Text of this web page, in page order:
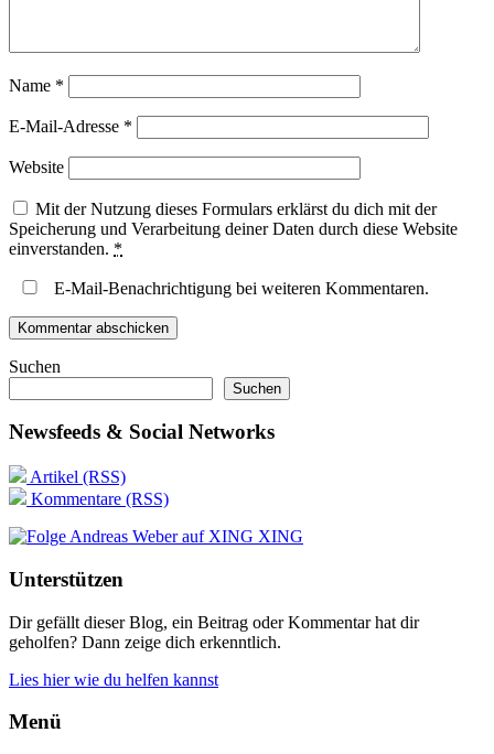
Name *
E-Mail-Adresse *
Website
Mit der Nutzung dieses Formulars erklärst du dich mit der
Speicherung und Verarbeitung deiner Daten durch diese Website
einverstanden. *
E-Mail-Benachrichtigung bei weiteren Kommentaren.
Suchen
Suchen
Newsfeeds & Social Networks
Artikel (RSS)
Kommentare (RSS)
XING
Unterstützen
Dir gefällt dieser Blog, ein Beitrag oder Kommentar hat dir
geholfen? Dann zeige dich erkenntlich.
Lies hier wie du helfen kannst
Menü